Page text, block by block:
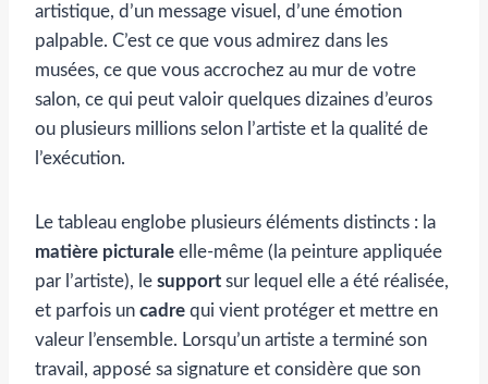
artistique, d’un message visuel, d’une émotion
palpable. C’est ce que vous admirez dans les
musées, ce que vous accrochez au mur de votre
salon, ce qui peut valoir quelques dizaines d’euros
ou plusieurs millions selon l’artiste et la qualité de
l’exécution.
Le tableau englobe plusieurs éléments distincts : la
matière picturale elle-même (la peinture appliquée
par l’artiste), le support sur lequel elle a été réalisée,
et parfois un cadre qui vient protéger et mettre en
valeur l’ensemble. Lorsqu’un artiste a terminé son
travail, apposé sa signature et considère que son